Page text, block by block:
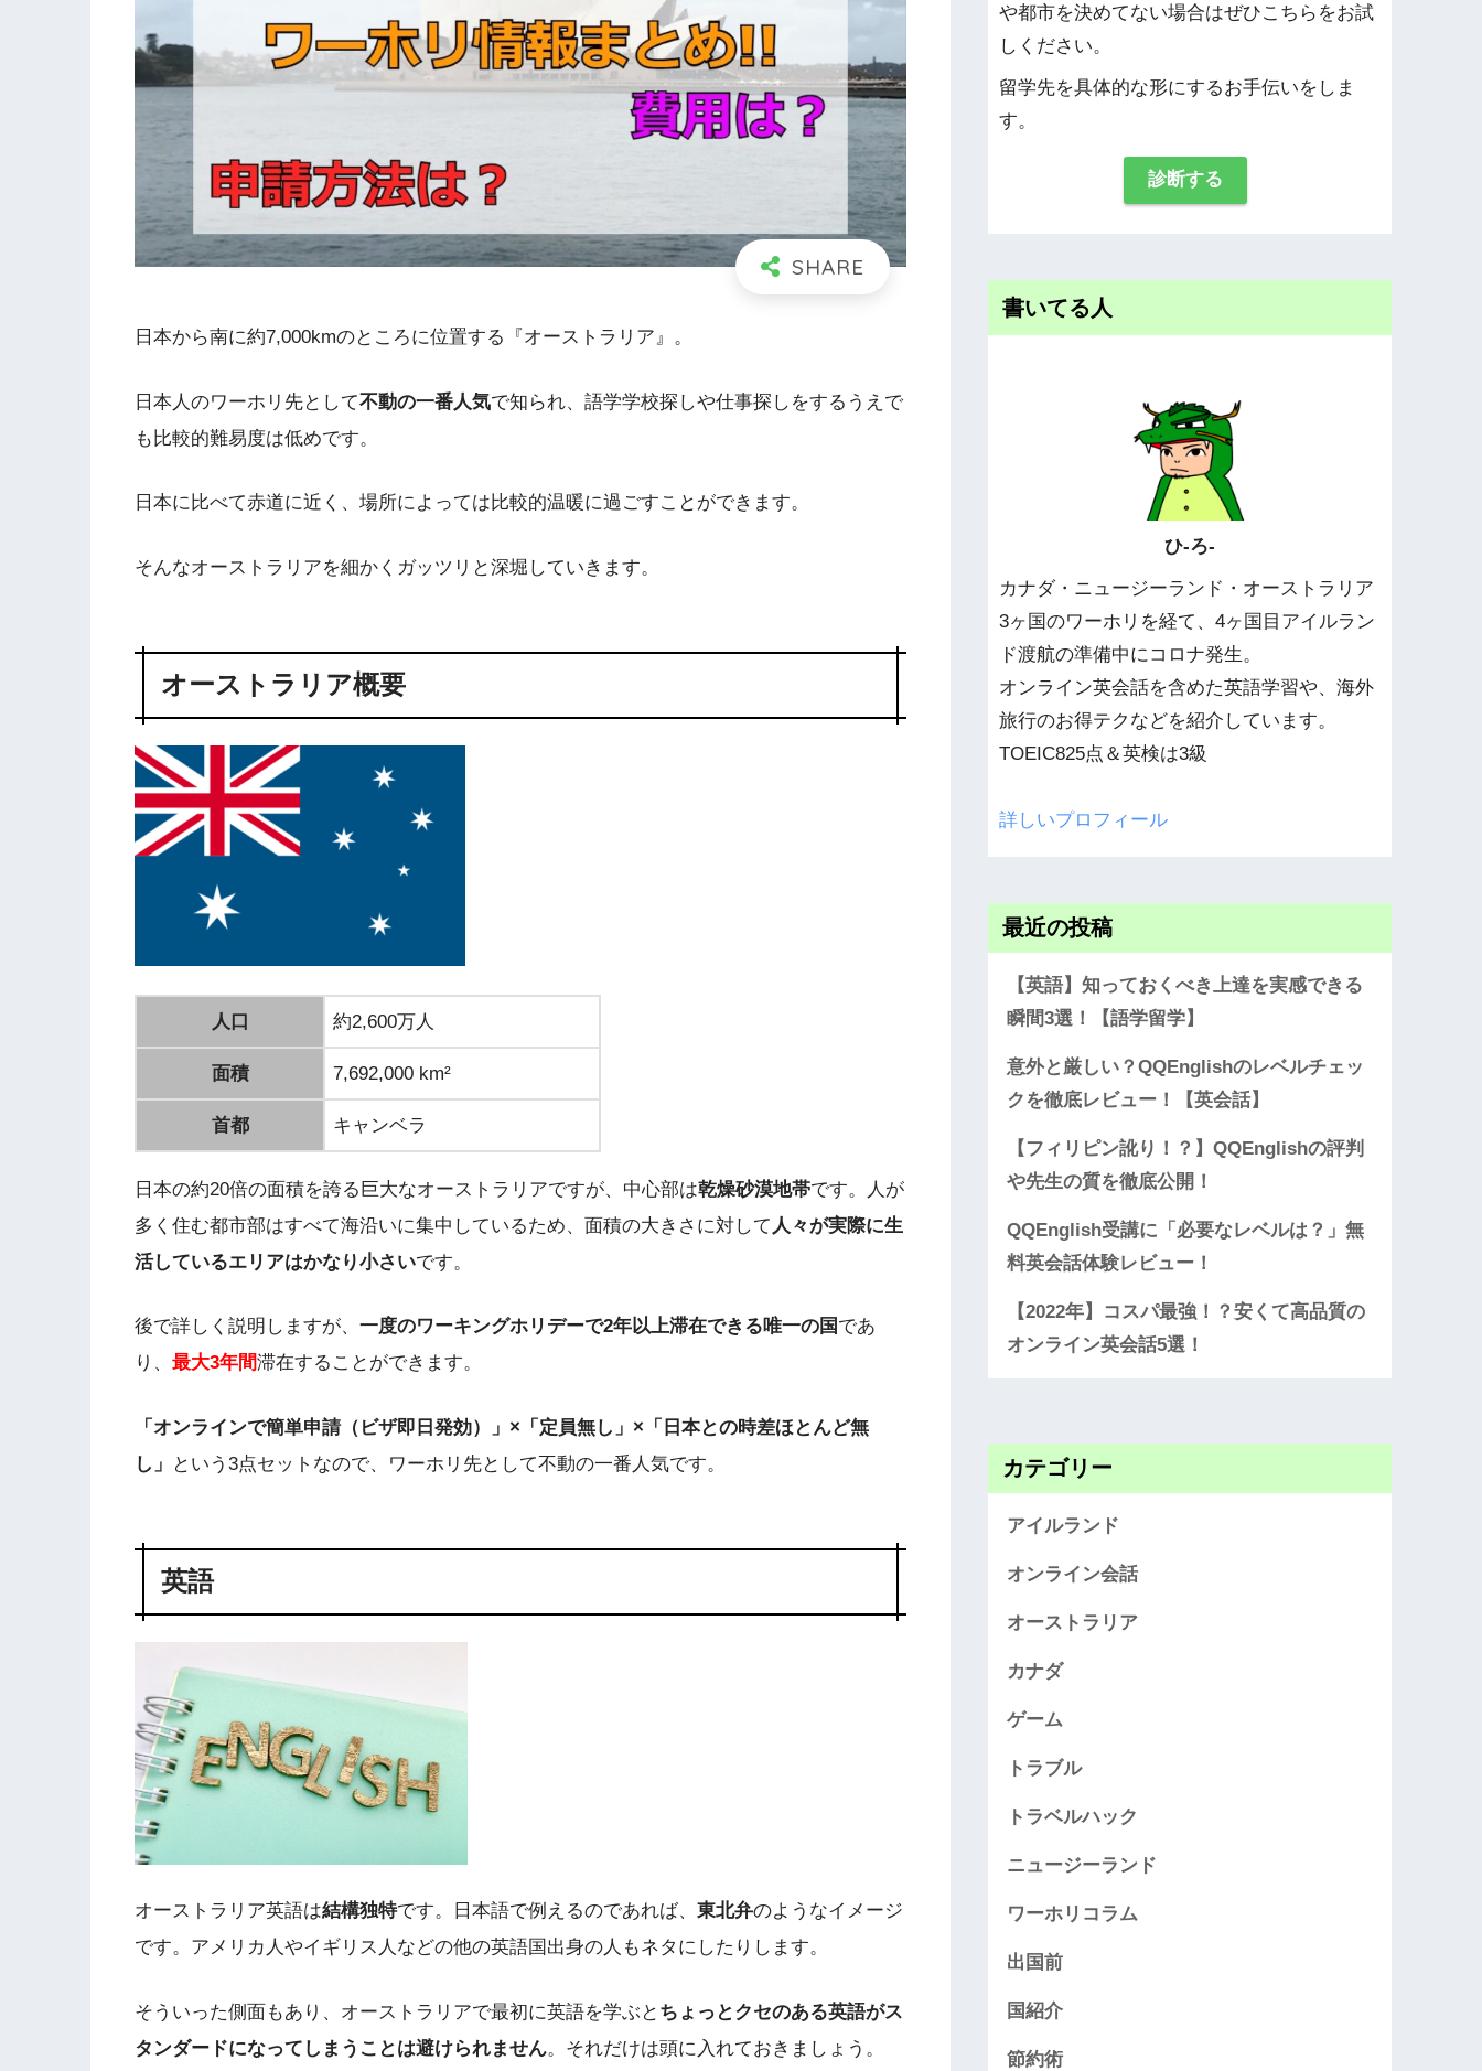
日本から南に約7,000kmのところに位置する『オーストラリア』。
日本人のワーホリ先として不動の一番人気で知られ、語学学校探しや仕事探しをするうえで
も比較的難易度は低めです。
日本に比べて赤道に近く、場所によっては比較的温暖に過ごすことができます。
そんなオーストラリアを細かくガッツリと深堀していきます。
オーストラリア概要
人口 約2,600万人
面積 7,692,000 km²
首都 キャンベラ
日本の約20倍の面積を誇る巨大なオーストラリアですが、中心部は乾燥砂漠地帯です。人が
多く住む都市部はすべて海沿いに集中しているため、面積の大きさに対して 人々が実際に生
活しているエリアはかなり小さいです。
後で詳しく説明しますが、 一度のワーキングホリデーで2年以上滞在できる唯一の国 であ
り、 最大3年間滞在することができます。
「オンラインで簡単申請（ビザ即日発効）」×「定員無し」×「日本との時差ほとんど無
し」
という3点セットなので、ワーホリ先として不動の一番人気です。
英語
オーストラリア英語は結構独特です。日本語で例えるのであれば、 東北弁のようなイメージ
です。アメリカ人やイギリス人などの他の英語国出身の人もネタにしたりします。
そういった側面もあり、オーストラリアで最初に英語を学ぶと ちょっとクセのある英語がス
タンダードになってしまうことは避けられません。それだけは頭に入れておきましょう。
や都市を決めてない場合はぜひこちらをお試
しください。
留学先を具体的な形にするお手伝いをしま
す。
診断する
書いてる人
ひ-ろ-
カナダ・ニュージーランド・オーストラリア
3ヶ国のワーホリを経て、4ヶ国目アイルラン
ド渡航の準備中にコロナ発生。
オンライン英会話を含めた英語学習や、海外
旅行のお得テクなどを紹介しています。
TOEIC825点＆英検は3級
詳しいプロフィール
最近の投稿
【英語】知っておくべき上達を実感できる
瞬間3選！【語学留学】
意外と厳しい？QQEnglishのレベルチェッ
クを徹底レビュー！【英会話】
【フィリピン訛り！？】QQEnglishの評判
や先生の質を徹底公開！
QQEnglish受講に「必要なレベルは？」無
料英会話体験レビュー！
【2022年】コスパ最強！？安くて高品質の
オンライン英会話5選！
カテゴリー
アイルランド
オンライン会話
オーストラリア
カナダ
ゲーム
トラブル
トラベルハック
ニュージーランド
ワーホリコラム
出国前
国紹介
節約術